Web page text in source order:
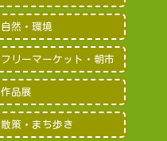
自然・環境
フリーマーケット・朝市
作品展
散策・まち歩き